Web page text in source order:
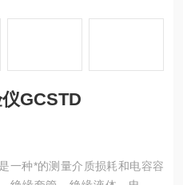
GCSTD
一种*的测量介质损耗和电容容